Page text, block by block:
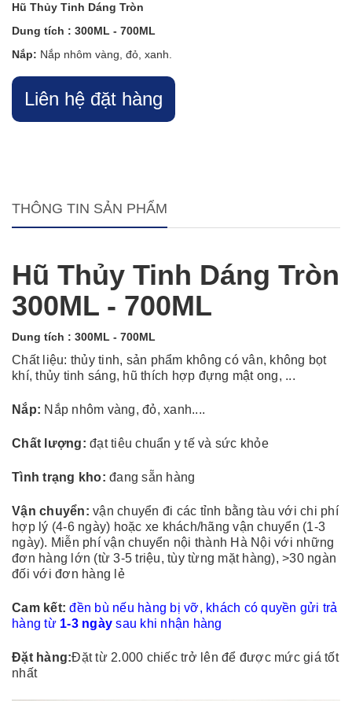
Hũ Thủy Tinh Dáng Tròn
Dung tích : 300ML - 700ML
Nắp: Nắp nhôm vàng, đỏ, xanh.
Liên hệ đặt hàng
THÔNG TIN SẢN PHẨM
Hũ Thủy Tinh Dáng Tròn
300ML - 700ML
Dung tích : 300ML - 700ML
Chất liệu: thủy tinh, sản phẩm không có vân, không bọt
khí, thủy tinh sáng, hũ thích hợp đựng mật ong, ...
Nắp: Nắp nhôm vàng, đỏ, xanh....
Chất lượng: đạt tiêu chuẩn y tế và sức khỏe
Tình trạng kho: đang sẵn hàng
Vận chuyển: vận chuyển đi các tỉnh bằng tàu với chi phí
hợp lý (4-6 ngày) hoặc xe khách/hãng vận chuyển (1-3
ngày). Miễn phí vận chuyển nội thành Hà Nội với những
đơn hàng lớn (từ 3-5 triệu, tùy từng mặt hàng), >30 ngàn
đối với đơn hàng lẻ
Cam kết:đền bù nếu hàng bị vỡ, khách có quyền gửi trả
hàng từ 1-3 ngày sau khi nhận hàng
Đặt hàng:Đặt từ 2.000 chiếc trở lên để được mức giá tốt
nhất